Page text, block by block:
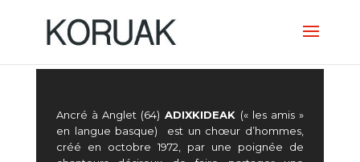
Ancré à Anglet (64) ADIXKIDEAK (« les amis »
en langue basque) est un chœur d’hommes,
créé en octobre 1972, par une poignée de